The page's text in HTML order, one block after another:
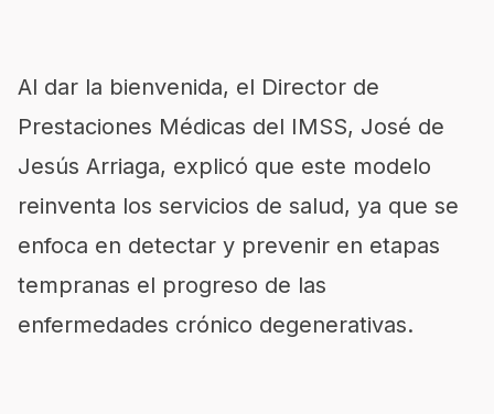
Al dar la bienvenida, el Director de
Prestaciones Médicas del IMSS, José de
Jesús Arriaga, explicó que este modelo
reinventa los servicios de salud, ya que se
enfoca en detectar y prevenir en etapas
tempranas el progreso de las
enfermedades crónico degenerativas.